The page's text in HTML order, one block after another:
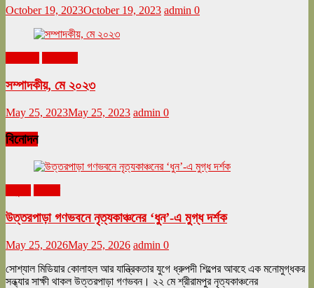
October 19, 2023October 19, 2023 admin 0
সম্পাদকীয়, মে ২০২৩
May 25, 2023May 25, 2023 admin 0
বিনোদন
উত্তরপাড়া গণভবনে নৃত্যকাঞ্চনের ‘ধুন’-এ মুগ্ধ দর্শক
May 25, 2026May 25, 2026 admin 0
সোশ্যাল মিডিয়ার কোলাহল আর যান্ত্রিকতার যুগে ধ্রুপদী শিল্পের আবহে এক মনোমুগ্ধকর
সন্ধ্যার সাক্ষী থাকল উত্তরপাড়া গণভবন। ২২ মে শ্রীরামপুর নৃত্যকাঞ্চনের